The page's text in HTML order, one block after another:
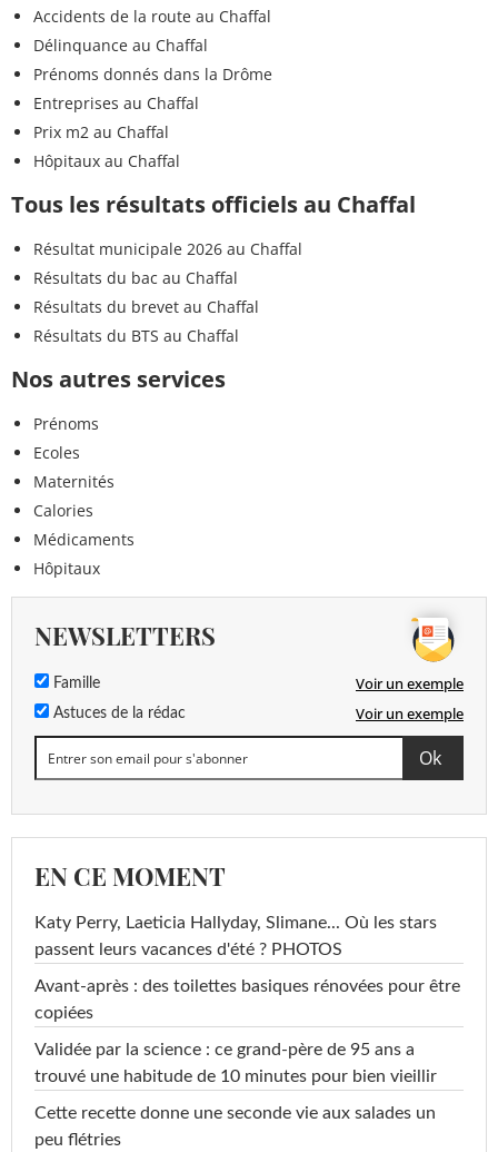
Accidents de la route au Chaffal
Délinquance au Chaffal
Prénoms donnés dans la Drôme
Entreprises au Chaffal
Prix m2 au Chaffal
Hôpitaux au Chaffal
Tous les résultats officiels au Chaffal
Résultat municipale 2026 au Chaffal
Résultats du bac au Chaffal
Résultats du brevet au Chaffal
Résultats du BTS au Chaffal
Nos autres services
Prénoms
Ecoles
Maternités
Calories
Médicaments
Hôpitaux
NEWSLETTERS
Famille Voir un exemple
Astuces de la rédac Voir un exemple
EN CE MOMENT
Katy Perry, Laeticia Hallyday, Slimane... Où les stars
passent leurs vacances d'été ? PHOTOS
Avant-après : des toilettes basiques rénovées pour être
copiées
Validée par la science : ce grand-père de 95 ans a
trouvé une habitude de 10 minutes pour bien vieillir
Cette recette donne une seconde vie aux salades un
peu flétries